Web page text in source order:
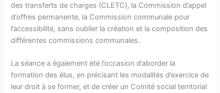
des transferts de charges (CLETC), la Commission d’appel
d’offres permanente, la Commission communale pour
l’accessibilité, sans oublier la création et la composition des
différentes commissions communales.
La séance a également été l’occasion d’aborder la
formation des élus, en précisant les modalités d’exercice de
leur droit à se former, et de créer un Comité social territorial